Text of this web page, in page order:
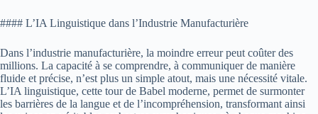
#### L’IA Linguistique dans l’Industrie Manufacturière
Dans l’industrie manufacturière, la moindre erreur peut coûter des
millions. La capacité à se comprendre, à communiquer de manière
fluide et précise, n’est plus un simple atout, mais une nécessité vitale.
L’IA linguistique, cette tour de Babel moderne, permet de surmonter
les barrières de la langue et de l’incompréhension, transformant ainsi